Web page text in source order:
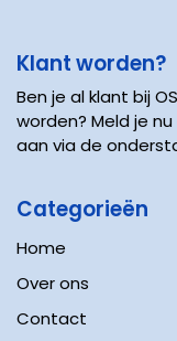
Klant worden?
Ben je al klant bij
worden? Meld je
aan via de
Categorieën
Home
Over ons
Contact